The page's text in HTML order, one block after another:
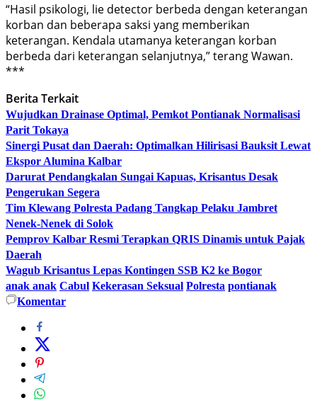
“Hasil psikologi, lie detector berbeda dengan keterangan
korban dan beberapa saksi yang memberikan
keterangan. Kendala utamanya keterangan korban
berbeda dari keterangan selanjutnya,” terang Wawan.
***
Berita Terkait
Wujudkan Drainase Optimal, Pemkot Pontianak Normalisasi
Parit Tokaya
Sinergi Pusat dan Daerah: Optimalkan Hilirisasi Bauksit Lewat
Ekspor Alumina Kalbar
Darurat Pendangkalan Sungai Kapuas, Krisantus Desak
Pengerukan Segera
Tim Klewang Polresta Padang Tangkap Pelaku Jambret
Nenek-Nenek di Solok
Pemprov Kalbar Resmi Terapkan QRIS Dinamis untuk Pajak
Daerah
Wagub Krisantus Lepas Kontingen SSB K2 ke Bogor
anak anak Cabul Kekerasan Seksual Polresta pontianak
Komentar